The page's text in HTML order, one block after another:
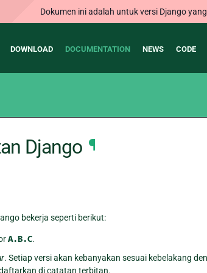
Dokumen ini adalah untuk versi Django
DOWNLOAD DOCUMENTATION NEWS CODE
Django ¶
bekerja seperti berikut:
A.B.C.
. Setiap versi akan kebanyakan sesuai kebelakang
di catatan terbitan.